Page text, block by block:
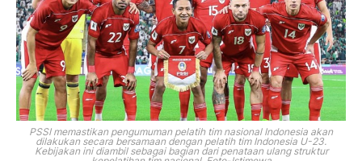
PSSI memastikan pengumuman pelatih tim nasional Indonesia akan
dilakukan secara bersamaan dengan pelatih tim Indonesia U-23.
Kebijakan ini diambil sebagai bagian dari penataan ulang struktur